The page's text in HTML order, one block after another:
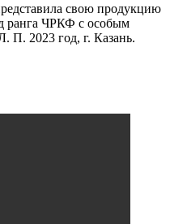
свою продукцию
ранга ЧРКФ с особым
П. 2023 год, г. Казань.